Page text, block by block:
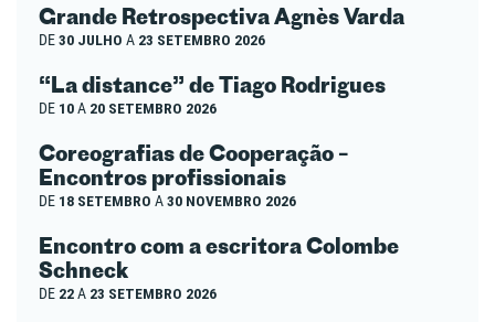
Grande Retrospectiva Agnès Varda
DE30 JULHO A 23 SETEMBRO 2026
“La distance” de Tiago Rodrigues
DE 10A 20 SETEMBRO 2026
Coreografias de Cooperação –
Encontros profissionais
DE 18 SETEMBRO A30 NOVEMBRO 2026
Encontro com a escritora Colombe
Schneck
DE 22A 23 SETEMBRO 2026